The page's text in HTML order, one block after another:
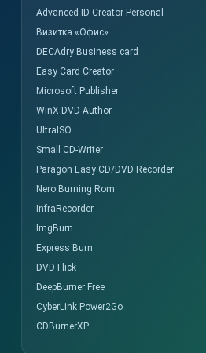
Advanced ID Creator Personal
Визитка «Офис»
DECAdry Business card
Easy Card Creator
Microsoft Publisher
WinX DVD Author
UltraISO
Small CD-Writer
Paragon Easy CD/DVD Recorder
Nero Burning Rom
InfraRecorder
ImgBurn
Express Burn
DVD Flick
DeepBurner Free
CyberLink Power2Go
CDBurnerXP